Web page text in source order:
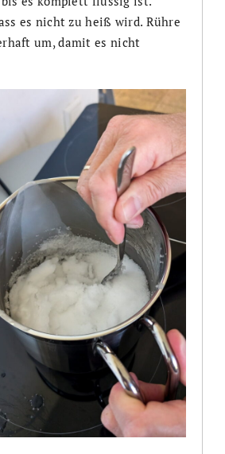
es nicht zu heiß wird. Rühre
um, damit es nicht